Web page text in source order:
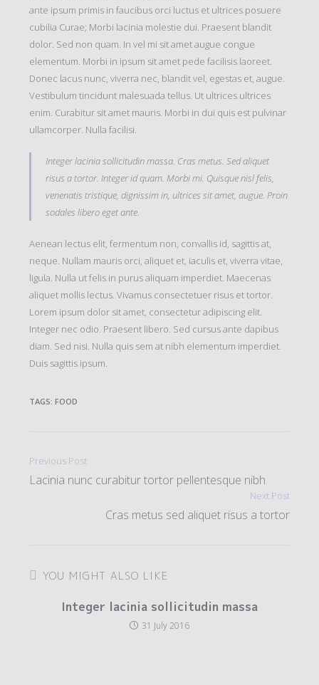
ante ipsum primis in faucibus orci luctus et ultrices posuere
cubilia Curae; Morbi lacinia molestie dui. Praesent blandit
dolor. Sed non quam. In vel mi sit amet augue congue
elementum. Morbi in ipsum sit amet pede facilisis laoreet.
Donec lacus nunc, viverra nec, blandit vel, egestas et, augue.
Vestibulum tincidunt malesuada tellus. Ut ultrices ultrices
enim. Curabitur sit amet mauris. Morbi in dui quis est pulvinar
ullamcorper. Nulla facilisi.
Integer lacinia sollicitudin massa. Cras metus. Sed aliquet
risus a tortor. Integer id quam. Morbi mi. Quisque nisl felis,
venenatis tristique, dignissim in, ultrices sit amet, augue. Proin
sodales libero eget ante.
Aenean lectus elit, fermentum non, convallis id, sagittis at,
neque. Nullam mauris orci, aliquet et, iaculis et, viverra vitae,
ligula. Nulla ut felis in purus aliquam imperdiet. Maecenas
aliquet mollis lectus. Vivamus consectetuer risus et tortor.
Lorem ipsum dolor sit amet, consectetur adipiscing elit.
Integer nec odio. Praesent libero. Sed cursus ante dapibus
diam. Sed nisi. Nulla quis sem at nibh elementum imperdiet.
Duis sagittis ipsum.
TAGS:FOOD
Read
more
articles
Previous Post
Lacinia nunc curabitur tortor pellentesque nibh
Next Post
Cras metus sed aliquet risus a tortor
YOU MIGHT ALSO LIKE
Integer lacinia sollicitudin massa
31 July 2016